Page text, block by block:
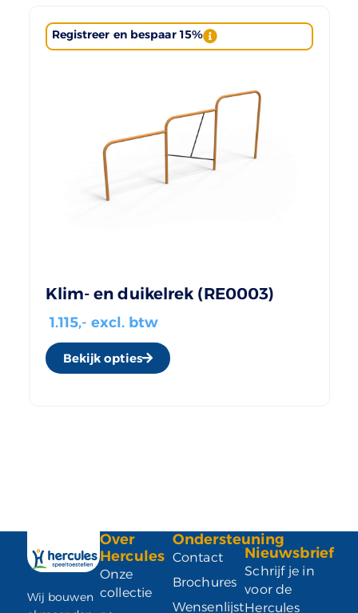
Registreer en bespaar 15%
Klim- en duikelrek (RE0003)
1.115,- excl. btw
Bekijk opties
Wij bouwen
Over
Hercules
Onze
collectie
Ondersteuning
Contact
Brochures
Wensenlijst
Nieuwsbrief
Schrijf je in
voor de
Hercules